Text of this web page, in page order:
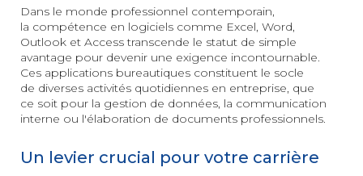
un site
améliorez
vos
performances
digitales
Arts
Graphiques
Vidéo
et animation
MODÉLISATION
BIM
Modeleur
du bâtiment
TERTIAIRE
Gestionnaire
de Paie
INSERTION
Dans le monde professionnel contemporain,
la compétence en logiciels comme Excel, Word,
Outlook et Access transcende le statut de simple
avantage pour devenir une exigence incontournable.
Ces applications bureautiques constituent le socle
de diverses activités quotidiennes en entreprise, que
ce soit pour la gestion de données, la communication
interne ou l'élaboration de documents professionnels.
Un levier crucial pour votre carrière